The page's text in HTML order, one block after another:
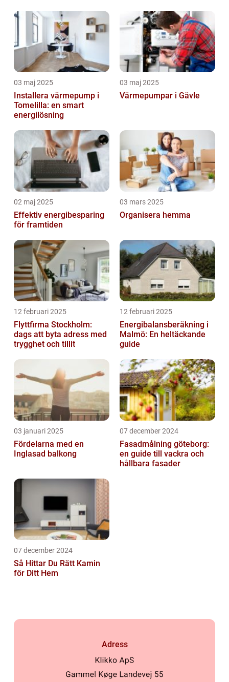
03 maj 2025
Installera värmepump i
Tomelilla: en smart
energilösning
03 maj 2025
Värmepumpar i Gävle
02 maj 2025
Effektiv energibesparing
för framtiden
03 mars 2025
Organisera hemma
12 februari 2025
Flyttfirma Stockholm:
dags att byta adress med
trygghet och tillit
12 februari 2025
Energibalansberäkning i
Malmö: En heltäckande
guide
03 januari 2025
Fördelarna med en
Inglasad balkong
07 december 2024
Fasadmålning göteborg:
en guide till vackra och
hållbara fasader
07 december 2024
Så Hittar Du Rätt Kamin
för Ditt Hem
Adress